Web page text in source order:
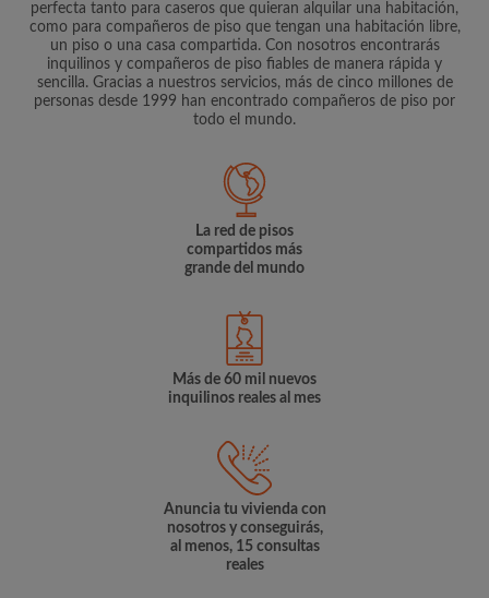
perfecta tanto para caseros que quieran alquilar una habitación,
como para compañeros de piso que tengan una habitación libre,
un piso o una casa compartida. Con nosotros encontrarás
inquilinos y compañeros de piso fiables de manera rápida y
sencilla. Gracias a nuestros servicios, más de cinco millones de
personas desde 1999 han encontrado compañeros de piso por
todo el mundo.
La red de pisos
compartidos más
grande del mundo
Más de 60 mil nuevos
inquilinos reales al mes
Anuncia tu vivienda con
nosotros y conseguirás,
al menos, 15 consultas
reales